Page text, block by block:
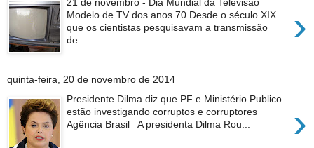
›
Modelo de TV dos anos 70 Desde o século XIX
que os cientistas pesquisavam a transmissão
de...
quinta-feira, 20 de novembro de 2014
›
Presidente Dilma diz que PF e Ministério Publico
estão investigando corruptos e corruptores
Agência Brasil A presidenta Dilma Rou...